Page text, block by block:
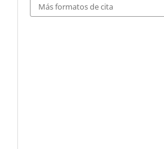
Más formatos de cita